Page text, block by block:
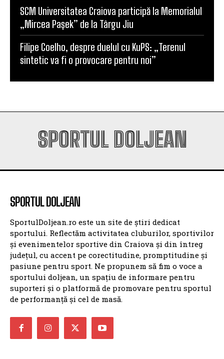
SCM Universitatea Craiova participă la Memorialul
„Mircea Pașek” de la Târgu Jiu
Filipe Coelho, despre duelul cu KuPS: „Terenul
sintetic va fi o provocare pentru noi”
SPORTUL DOLJEAN
SPORTUL DOLJEAN
SportulDoljean.ro este un site de știri dedicat
sportului. Reflectăm activitatea cluburilor, sportivilor
și evenimentelor sportive din Craiova și din întreg
județul, cu accent pe corectitudine, promptitudine și
pasiune pentru sport. Ne propunem să fim o voce a
sportului doljean, un spațiu de informare pentru
suporteri și o platformă de promovare pentru sportul
de performanță și cel de masă.